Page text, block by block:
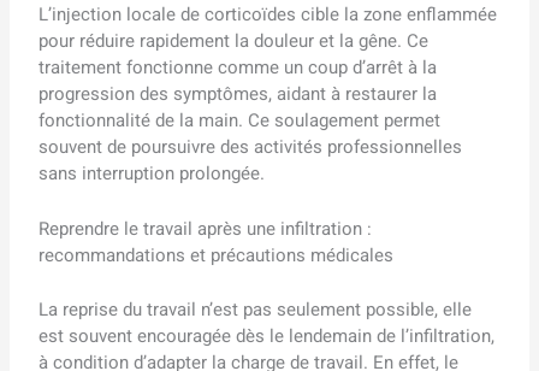
L’injection locale de corticoïdes cible la zone enflammée
pour réduire rapidement la douleur et la gêne. Ce
traitement fonctionne comme un coup d’arrêt à la
progression des symptômes, aidant à restaurer la
fonctionnalité de la main. Ce soulagement permet
souvent de poursuivre des activités professionnelles
sans interruption prolongée.
Reprendre le travail après une infiltration :
recommandations et précautions médicales
La reprise du travail n’est pas seulement possible, elle
est souvent encouragée dès le lendemain de l’infiltration,
à condition d’adapter la charge de travail. En effet, le